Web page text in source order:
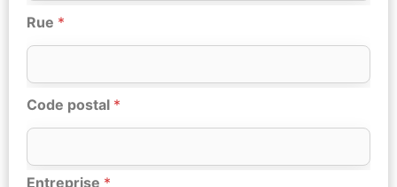
Rue *
Code postal *
Entreprise *